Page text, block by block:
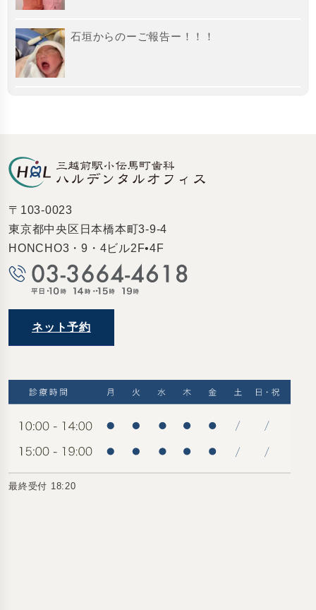
石垣からのーご報告ー！！！
〒103-0023
東京都中央区日本橋本町3-9-4
HONCHO3・9・4ビル2F•4F
ネット予約
最終受付 18:20